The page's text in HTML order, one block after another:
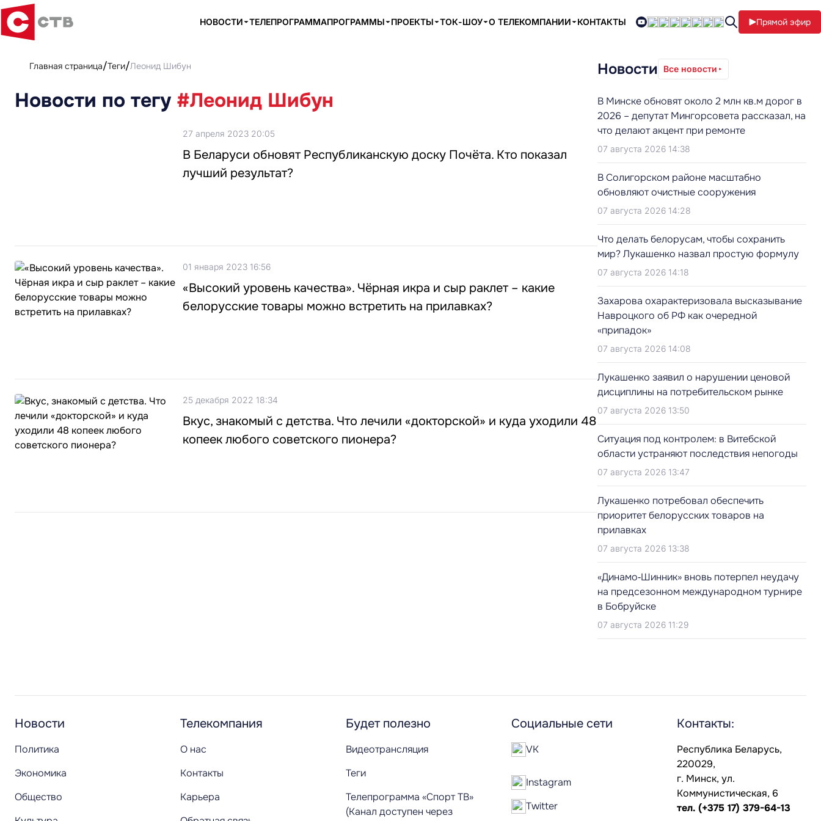
НОВОСТИ ТЕЛЕПРОГРАММАПРОГРАММЫ ПРОЕКТЫ ТОК-ШОУ О ТЕЛЕКОМПАНИИ КОНТАКТЫ Прямой эфир
Главная страница Теги Леонид Шибун
Новости по тегу #Леонид Шибун
27 апреля 2023 20:05
В Беларуси обновят Республиканскую доску Почёта. Кто показал
лучший результат?
01 января 2023 16:56
«Высокий уровень качества». Чёрная икра и сыр раклет – какие
белорусские товары можно встретить на прилавках?
25 декабря 2022 18:34
Вкус, знакомый с детства. Что лечили «докторской» и куда уходили 48
копеек любого советского пионера?
Новости Все новости
В Минске обновят около 2 млн кв.м дорог в
2026 – депутат Мингорсовета рассказал, на
что делают акцент при ремонте
07 августа 2026 14:38
В Солигорском районе масштабно
обновляют очистные сооружения
07 августа 2026 14:28
Что делать белорусам, чтобы сохранить
мир? Лукашенко назвал простую формулу
07 августа 2026 14:18
Захарова охарактеризовала высказывание
Навроцкого об РФ как очередной
«припадок»
07 августа 2026 14:08
Лукашенко заявил о нарушении ценовой
дисциплины на потребительском рынке
07 августа 2026 13:50
Ситуация под контролем: в Витебской
области устраняют последствия непогоды
07 августа 2026 13:47
Лукашенко потребовал обеспечить
приоритет белорусских товаров на
прилавках
07 августа 2026 13:38
«Динамо‑Шинник» вновь потерпел неудачу
на предсезонном международном турнире
в Бобруйске
07 августа 2026 11:29
Новости
Политика
Экономика
Общество
Телекомпания
О нас
Контакты
Карьера
Будет полезно
Видеотрансляция
Теги
Телепрограмма «Спорт ТВ»
(Канал доступен через
Социальные сети
VK
Instagram
Twitter
Контакты:
Республика Беларусь,
220029,
г. Минск, ул.
Коммунистическая, 6
тел. (+375 17) 379-64-13